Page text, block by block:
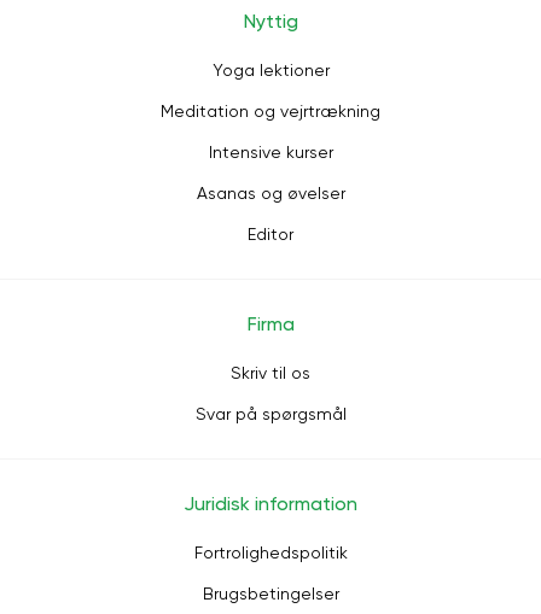
Nyttig
Yoga lektioner
Meditation og vejrtrækning
Intensive kurser
Asanas og øvelser
Editor
Firma
Skriv til os
Svar på spørgsmål
Juridisk information
Fortrolighedspolitik
Brugsbetingelser